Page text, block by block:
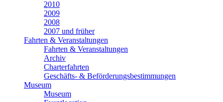
2010
2009
2008
2007 und früher
Fahrten & Veranstaltungen
Fahrten & Veranstaltungen
Archiv
Charterfahrten
Geschäfts- & Beförderungsbestimmungen
Museum
Museum